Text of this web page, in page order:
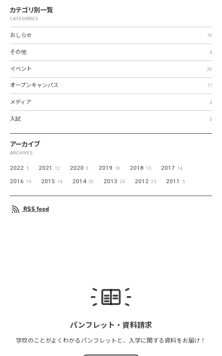
カテゴリ別一覧
CATEGORIES
おしらせ 79
その他 4
イベント 26
オープンキャンパス 77
メディア 4
入試 3
アーカイブ
ARCHIVES
2022 5 2021 12 2020 9 2019 18 2018 15 2017 14
2016 16 2015 14 2014 20 2013 24 2012 23 2011 5
RSS feed
パンフレット・ 資料請求
学校のことがよくわかる パンフレットと、 入学に関する資料をお届け！